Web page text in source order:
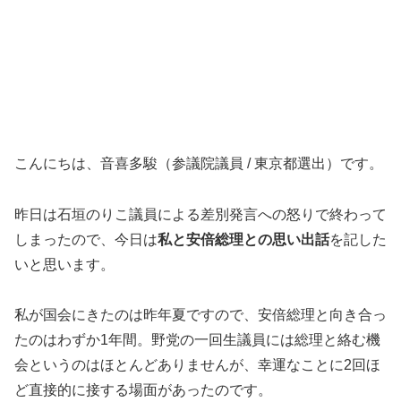
こんにちは、音喜多駿（参議院議員 / 東京都選出）です。
昨日は石垣のりこ議員による差別発言への怒りで終わって
しまったので、今日は私と安倍総理との思い出話を記した
いと思います。
私が国会にきたのは昨年夏ですので、安倍総理と向き合っ
たのはわずか1年間。野党の一回生議員には総理と絡む機
会というのはほとんどありませんが、幸運なことに2回ほ
ど直接的に接する場面があったのです。